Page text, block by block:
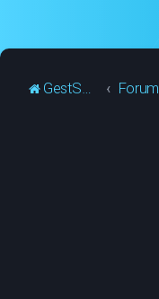
GestSup.fr Forum